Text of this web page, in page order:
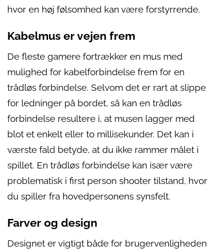
hvor en høj følsomhed kan være forstyrrende.
Kabelmus er vejen frem
De fleste gamere fortrækker en mus med
mulighed for kabelforbindelse frem for en
trådløs forbindelse. Selvom det er rart at slippe
for ledninger på bordet, så kan en trådløs
forbindelse resultere i, at musen lagger med
blot et enkelt eller to millisekunder. Det kan i
værste fald betyde, at du ikke rammer målet i
spillet. En trådløs forbindelse kan især være
problematisk i first person shooter tilstand, hvor
du spiller fra hovedpersonens synsfelt.
Farver og design
Designet er vigtigt både for brugervenligheden